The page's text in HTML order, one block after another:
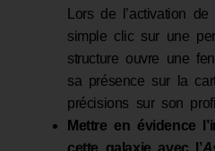
Lors de l’activation
simple clic sur une
structure ouvre une
sa présence sur la
précisions sur son
Mettre en évidence
cette galaxie avec l’